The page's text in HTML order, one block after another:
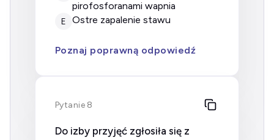
pirofosforanami wapnia
E ostre zapalenie stawu
Poznaj poprawną odpowiedź
Pytanie 8
Do izby przyjęć zgłosiła się z